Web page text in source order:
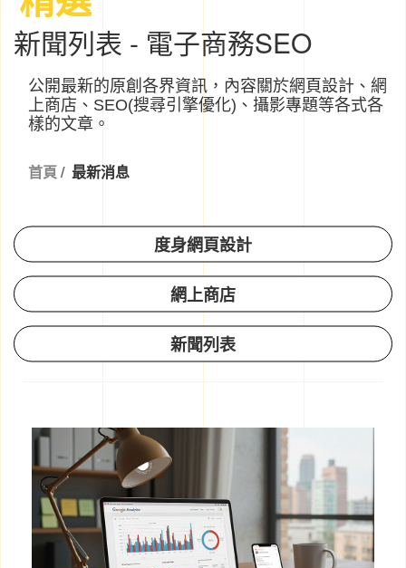
新聞列表 - 電子商務SEO
公開最新的原創各界資訊，內容關於網頁設計、網
上商店、SEO(搜尋引擎優化)、攝影專題等各式各
樣的文章。
首頁/ 最新消息
度身網頁設計
網上商店
新聞列表